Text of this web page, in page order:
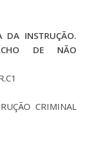
DA INSTRUÇÃO.
DE NÃO
CRIMINAL